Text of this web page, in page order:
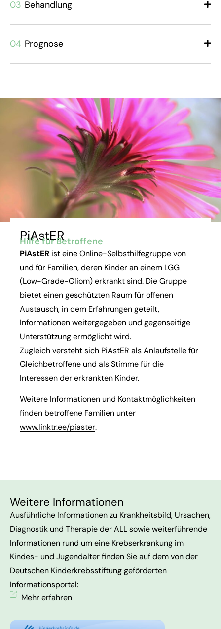
03 Behandlung
04 Prognose
PiAstER
Hilfe für Betroffene
PiAstER ist eine Online-Selbsthilfegruppe von
und für Familien, deren Kinder an einem LGG
(Low-Grade-Gliom) erkrankt sind. Die Gruppe
bietet einen geschützten Raum für offenen
Austausch, in dem Erfahrungen geteilt,
Informationen weitergegeben und gegenseitige
Unterstützung ermöglicht wird.
Zugleich versteht sich PiAstER als Anlaufstelle für
Gleichbetroffene und als Stimme für die
Interessen der erkrankten Kinder.
Weitere Informationen und Kontaktmöglichkeiten
finden betroffene Familien unter
www.linktr.ee/piaster.
Weitere Informationen
Ausführliche Informationen zu Krankheitsbild, Ursachen,
Diagnostik und Therapie der ALL sowie weiterführende
Informationen rund um eine Krebserkrankung im
Kindes- und Jugendalter finden Sie auf dem von der
Deutschen Kinderkrebsstiftung geförderten
Informationsportal:
Mehr erfahren